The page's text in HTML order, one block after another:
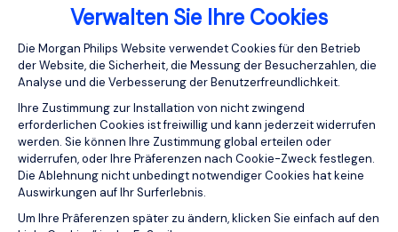
Verwalten Sie Ihre Cookies
Einwilligungsmanagementplattform:
Die Morgan Philips Website verwendet Cookies für den Betrieb
der Website, die Sicherheit, die Messung der Besucherzahlen, die
Analyse und die Verbesserung der Benutzerfreundlichkeit.
Ihre Zustimmung zur Installation von nicht zwingend
erforderlichen Cookies ist freiwillig und kann jederzeit widerrufen
werden. Sie können Ihre Zustimmung global erteilen oder
widerrufen, oder Ihre Präferenzen nach Cookie-Zweck festlegen.
Die Ablehnung nicht unbedingt notwendiger Cookies hat keine
Auswirkungen auf Ihr Surferlebnis.
Um Ihre Prâferenzen später zu ändern, klicken Sie einfach auf den
Für Kandidaten: Wenn Sie auf der
Suche nach einer neuen Stelle sind,
senden Sie uns bitte Ihren Lebenslauf
über das FormularLebenslauf senden.
Formulars bereitgestellten Details werden